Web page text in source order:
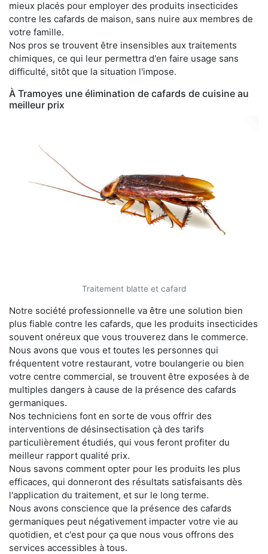
mieux placés pour employer des produits insecticides
contre les cafards de maison, sans nuire aux membres de
votre famille.
Nos pros se trouvent être insensibles aux traitements
chimiques, ce qui leur permettra d'en faire usage sans
difficulté, sitôt que la situation l'impose.
À Tramoyes une élimination de cafards de cuisine au
meilleur prix
Traitement blatte et cafard
Notre société professionnelle va être une solution bien
plus fiable contre les cafards, que les produits insecticides
souvent onéreux que vous trouverez dans le commerce.
Nous avons que vous et toutes les personnes qui
fréquentent votre restaurant, votre boulangerie ou bien
votre centre commercial, se trouvent être exposées à de
multiples dangers à cause de la présence des cafards
germaniques.
Nos techniciens font en sorte de vous offrir des
interventions de désinsectisation çà des tarifs
particulièrement étudiés, qui vous feront profiter du
meilleur rapport qualité prix.
Nous savons comment opter pour les produits les plus
efficaces, qui donneront des résultats satisfaisants dès
l'application du traitement, et sur le long terme.
Nous avons conscience que la présence des cafards
germaniques peut négativement impacter votre vie au
quotidien, et c'est pour ça que nous vous offrons des
services accessibles à tous.